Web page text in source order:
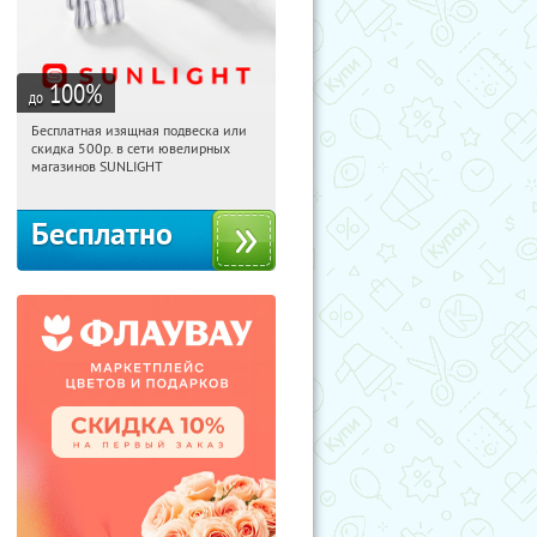
до 100%
05:45:12 Получили:
Россия
Бесплатная изящная подвеска или
скидка 500р. в сети ювелирных
магазинов SUNLIGHT
Бесплатно